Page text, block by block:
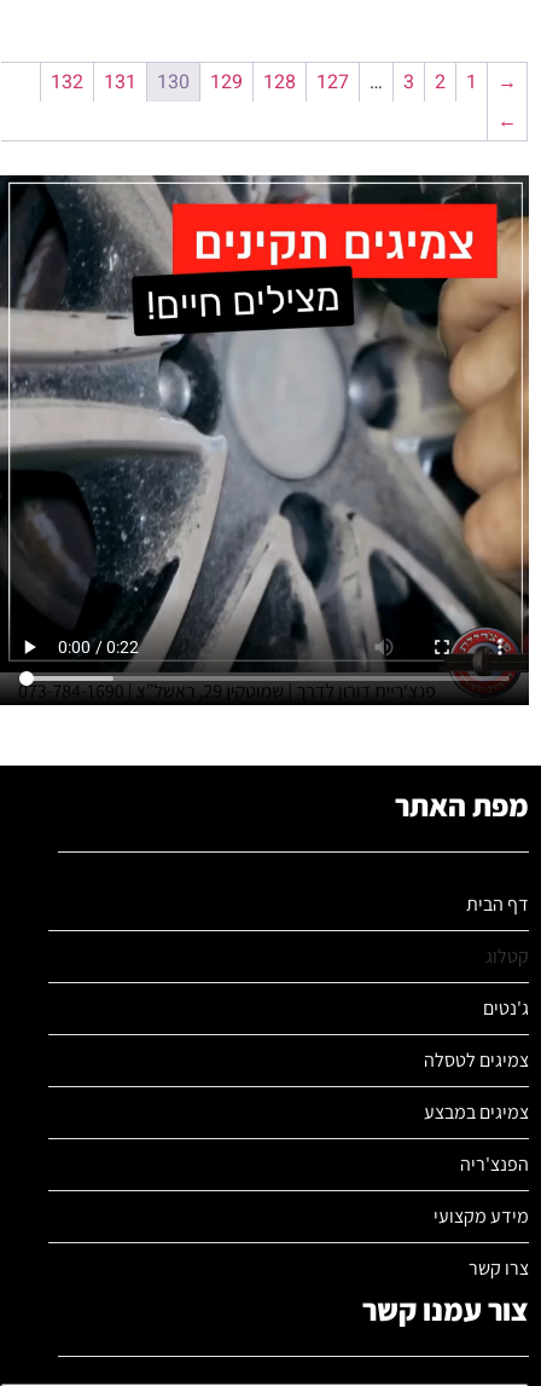
→
1
2
3
…
127
128
129
130
131
132
←
מפת האתר
דף הבית
קטלוג
ג'נטים
צמיגים לטסלה
צמיגים במבצע
הפנצ'ריה
מידע מקצועי
צרו קשר
צור עמנו קשר